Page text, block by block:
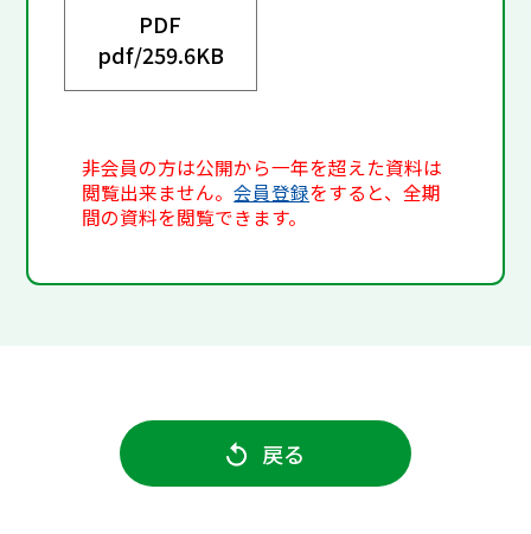
PDF
pdf/259.6KB
非会員の方は公開から一年を超えた資料は
閲覧出来ません。会員登録をすると、全期
間の資料を閲覧できます。
戻る